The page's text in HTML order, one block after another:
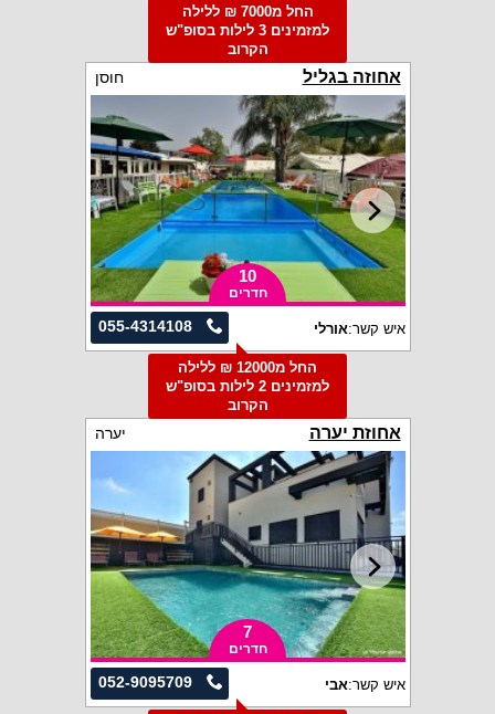
החל מ7000 ₪ ללילה
למזמינים 3 לילות בסופ"ש
הקרוב
אחוזה בגליל חוסן
10
חדרים
055-4314108 איש קשר:אורלי
החל מ12000 ₪ ללילה
למזמינים 2 לילות בסופ"ש
הקרוב
אחוזת יערה יערה
7
חדרים
052-9095709 איש קשר:אבי